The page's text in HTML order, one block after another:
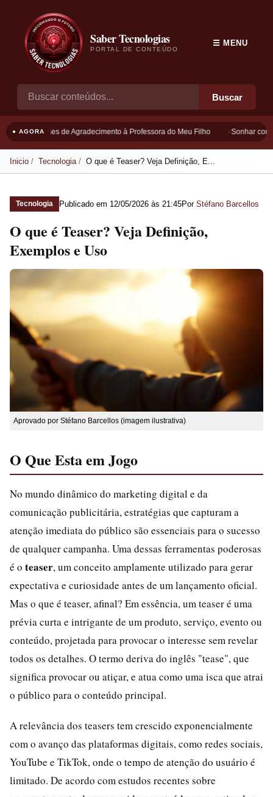
Saber Tecnologias
PORTAL DE CONTEÚDO
Buscar
☰ MENU
● AGORAFrases de Agradecimento à Professora do Meu Filho Sonhar com
Inicio Tecnologia O que é Teaser? Veja Definição, E...
Tecnologia Publicado em 12/05/2026 às 21:45Por Stéfano Barcellos
O que é Teaser? Veja Definição,
Exemplos e Uso
Aprovado por Stéfano Barcellos (imagem ilustrativa)
O Que Esta em Jogo
No mundo dinâmico do marketing digital e da
comunicação publicitária, estratégias que capturam a
atenção imediata do público são essenciais para o sucesso
de qualquer campanha. Uma dessas ferramentas poderosas
é o teaser, um conceito amplamente utilizado para gerar
expectativa e curiosidade antes de um lançamento oficial.
Mas o que é teaser, afinal? Em essência, um teaser é uma
prévia curta e intrigante de um produto, serviço, evento ou
conteúdo, projetada para provocar o interesse sem revelar
todos os detalhes. O termo deriva do inglês "tease", que
significa provocar ou atiçar, e atua como uma isca que atrai
o público para o conteúdo principal.
A relevância dos teasers tem crescido exponencialmente
com o avanço das plataformas digitais, como redes sociais,
YouTube e TikTok, onde o tempo de atenção do usuário é
limitado. De acordo com estudos recentes sobre